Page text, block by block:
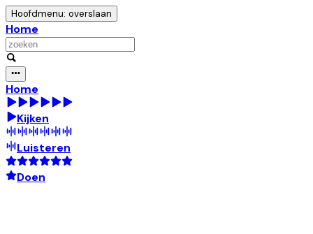
Hoofdmenu: overslaan
Home
Home
Kijken
Luisteren
Doen